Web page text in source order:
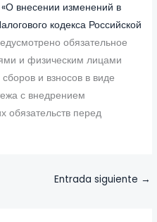
внесении изменений в
кодекса Российской
обязательное
и физическим лицами
и взносов в виде
с внедрением
обязательств перед
Entrada siguiente →